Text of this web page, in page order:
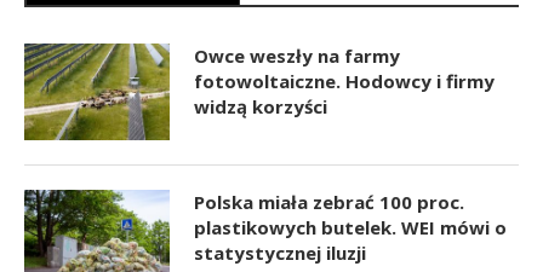
Owce weszły na farmy
fotowoltaiczne. Hodowcy i firmy
widzą korzyści
Polska miała zebrać 100 proc.
plastikowych butelek. WEI mówi o
statystycznej iluzji